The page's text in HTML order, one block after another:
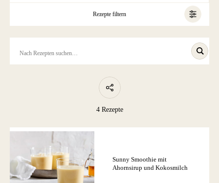
Rezepte filtern
ALLE
4 Rezepte
Sunny Smoothie mit
Ahornsirup und Kokosmilch